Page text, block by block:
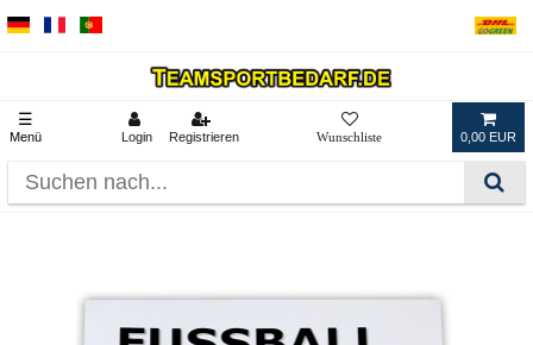
☰
Menü Login Registrieren 0,00 EUR